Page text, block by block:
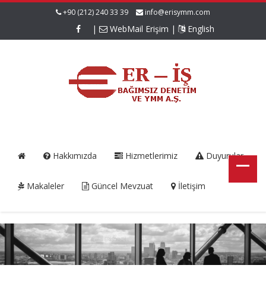
+90 (212) 240 33 39 info@erisymm.com
| WebMail Erişim | English
Hakkımızda Hizmetlerimiz Duyurular
Makaleler Güncel Mevzuat İletişim